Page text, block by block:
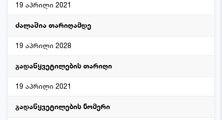
19 აპრილი 2021
ძალაშია თარიღამდე
19 აპრილი 2028
გადაწყვეტილების თარიღი
19 აპრილი 2021
გადაწყვეტილების ნომერი